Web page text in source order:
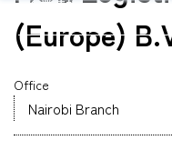
企業情報
(Europe)
Office
Nairobi Branch